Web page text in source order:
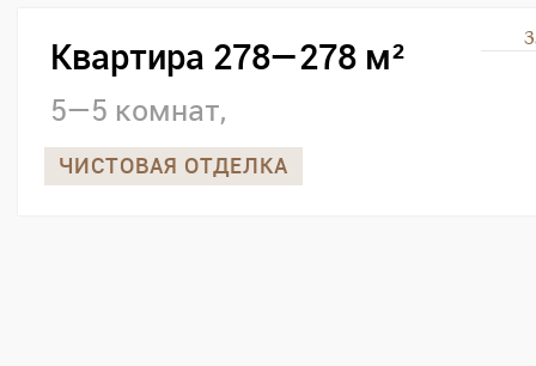
Квартира 278—278 м²
5—5 комнат,
ЧИСТОВАЯ ОТДЕЛКА